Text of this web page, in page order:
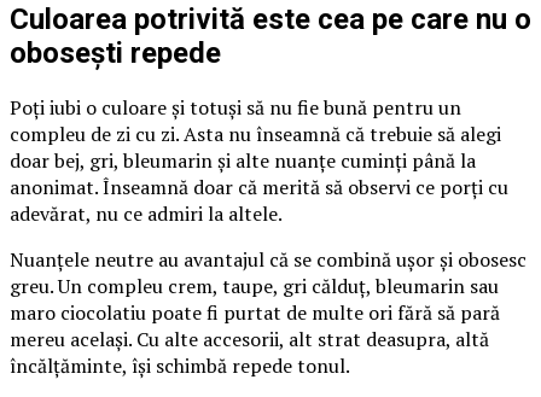
Culoarea potrivită este cea pe care nu o
obosești repede
Poți iubi o culoare și totuși să nu fie bună pentru un
compleu de zi cu zi. Asta nu înseamnă că trebuie să alegi
doar bej, gri, bleumarin și alte nuanțe cuminți până la
anonimat. Înseamnă doar că merită să observi ce porți cu
adevărat, nu ce admiri la altele.
Nuanțele neutre au avantajul că se combină ușor și obosesc
greu. Un compleu crem, taupe, gri călduț, bleumarin sau
maro ciocolatiu poate fi purtat de multe ori fără să pară
mereu același. Cu alte accesorii, alt strat deasupra, altă
încălțăminte, își schimbă repede tonul.